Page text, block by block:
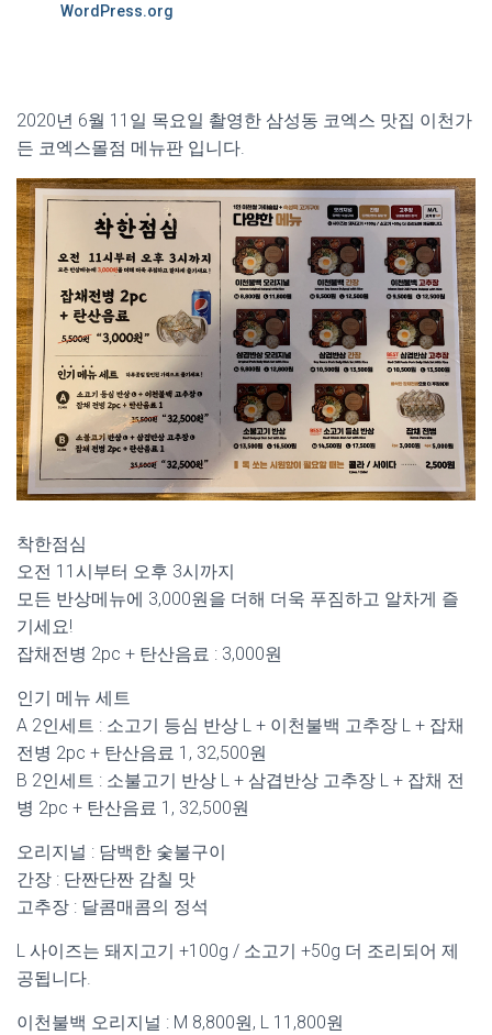
WordPress.org
2020‎년 ‎6‎월 ‎11‎일 ‎목요일 촬영한 삼성동 코엑스 맛집 이천가
든 코엑스몰점 메뉴판 입니다.
착한점심
오전 11시부터 오후 3시까지
모든 반상메뉴에 3,000원을 더해 더욱 푸짐하고 알차게 즐
기세요!
잡채전병 2pc + 탄산음료 : 3,000원
인기 메뉴 세트
A 2인세트 : 소고기 등심 반상 L + 이천불백 고추장 L + 잡채
전병 2pc + 탄산음료 1, 32,500원
B 2인세트 : 소불고기 반상 L + 삼겹반상 고추장 L + 잡채 전
병 2pc + 탄산음료 1, 32,500원
오리지널 : 담백한 숯불구이
간장 : 단짠단짠 감칠 맛
고추장 : 달콤매콤의 정석
L 사이즈는 돼지고기 +100g / 소고기 +50g 더 조리되어 제
공됩니다.
이천불백 오리지널 : M 8,800원, L 11,800원